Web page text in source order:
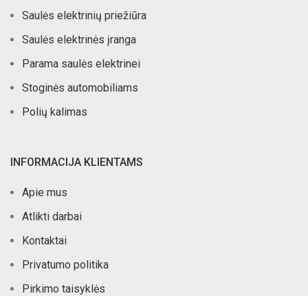
Saulės elektrinių priežiūra
Saulės elektrinės įranga
Parama saulės elektrinei
Stoginės automobiliams
Polių kalimas
INFORMACIJA KLIENTAMS
Apie mus
Atlikti darbai
Kontaktai
Privatumo politika
Pirkimo taisyklės